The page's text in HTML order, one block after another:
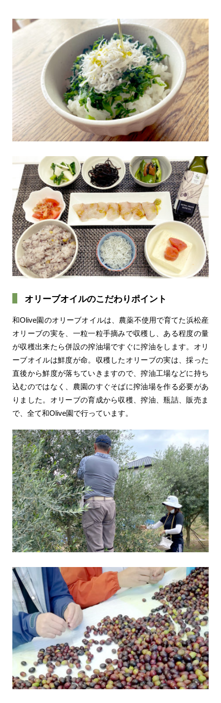
オリーブオイルのこだわりポイント
和Olive園のオリーブオイルは、農薬不使用で育てた浜松産
オリーブの実を、一粒一粒手摘みで収穫し、ある程度の量
が収穫出来たら併設の搾油場ですぐに搾油をします。オリ
ーブオイルは鮮度が命。収穫したオリーブの実は、採った
直後から鮮度が落ちていきますので、搾油工場などに持ち
込むのではなく、農園のすぐそばに搾油場を作る必要があ
りました。オリーブの育成から収穫、搾油、瓶詰、販売ま
で、全て和Olive園で行っています。